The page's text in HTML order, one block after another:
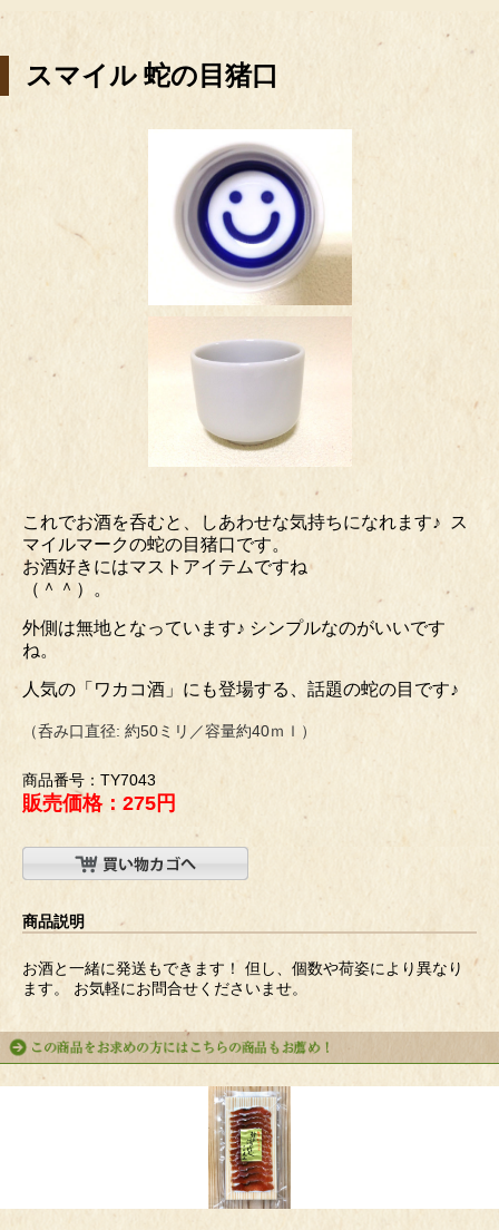
スマイル 蛇の目猪口
これでお酒を呑むと、しあわせな気持ちになれます♪ ス
マイルマークの蛇の目猪口です。
お酒好きにはマストアイテムですね
（＾＾）。
外側は無地となっています♪ シンプルなのがいいです
ね。
人気の「ワカコ酒」にも登場する、話題の蛇の目です♪
（呑み口直径: 約50ミリ／容量約40ｍｌ）
商品番号：TY7043
販売価格：275円
商品説明
お酒と一緒に発送もできます！ 但し、個数や荷姿により異なり
ます。 お気軽にお問合せくださいませ。